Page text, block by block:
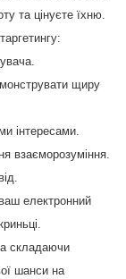
та цінуєте їхню.
щиру
інтересами.
взаєморозуміння.
електронний
складаючи
шанси на